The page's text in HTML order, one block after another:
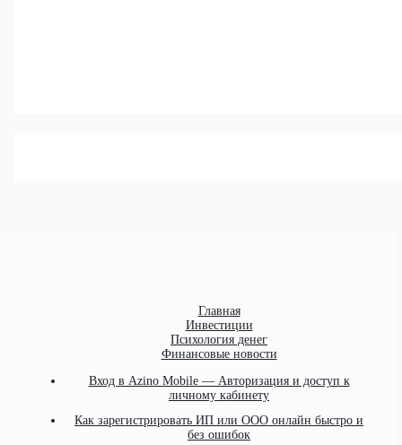
Главная
Инвестиции
Психология денег
Финансовые новости
Вход в Azino Mobile — Авторизация и доступ к
личному кабинету
Как зарегистрировать ИП или ООО онлайн быстро и
без ошибок